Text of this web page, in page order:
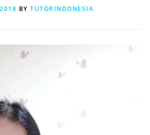
BY TUTORINDONESIA